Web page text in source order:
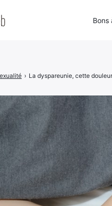
› La dyspareunie, cette
Bons